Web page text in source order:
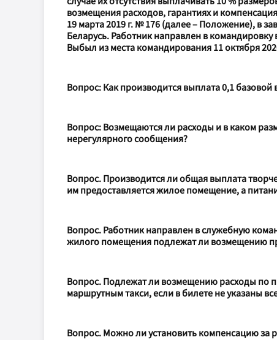
возмещения расходов, гарантиях и
19 марта 2019 г. № 176 (далее – Положение), в
Беларусь. Работник направлен в командировку
Выбыл из места командирования 11 октября
Вопрос: Как производится выплата 0,1
Вопрос: Возмещаются ли расходы и в каком
нерегулярного сообщения?
Вопрос. Производится ли общая выплата
им предоставляется жилое помещение, а
Вопрос. Работник направлен в служебную
жилого помещения подлежат ли возмещению
Вопрос. Подлежат ли возмещению расходы по
маршрутным такси, если в билете не указаны
Вопрос. Можно ли установить компенсацию за